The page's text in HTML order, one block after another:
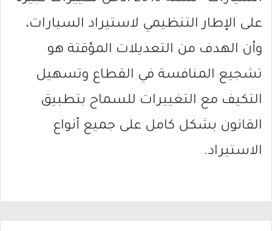
على الإطار التنظيمي لاستيراد السيارات،
وأن الهدف من التعديلات المؤقتة هو
تشجيع المنافسة في القطاع وتسهيل
التكيف مع التغييرات للسماح بتطبيق
القانون بشكل كامل على جميع أنواع
الاستيراد.